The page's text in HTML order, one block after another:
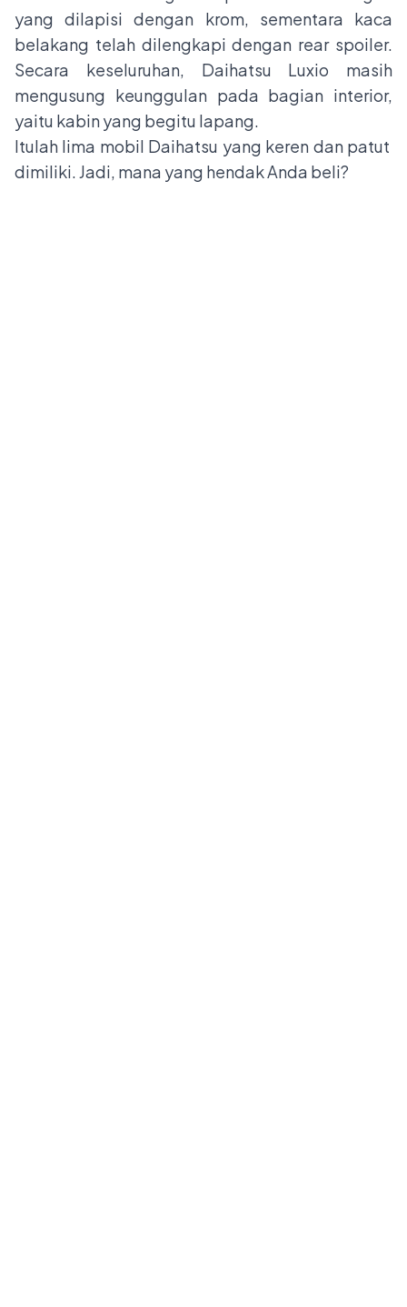
yang dilapisi dengan krom, sementara kaca
belakang telah dilengkapi dengan rear spoiler.
Secara keseluruhan, Daihatsu Luxio masih
mengusung keunggulan pada bagian interior,
yaitu kabin yang begitu lapang.
Itulah lima mobil Daihatsu yang keren dan patut
dimiliki. Jadi, mana yang hendak Anda beli?